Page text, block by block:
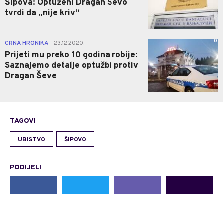
Šipova: Optuženi Dragan Ševo
tvrdi da „nije kriv“
CRNA HRONIKA 23.12.2020.
Prijeti mu preko 10 godina robije:
Saznajemo detalje optužbi protiv
Dragan Ševe
0
TAGOVI
UBISTVO ŠIPOVO
PODIJELI